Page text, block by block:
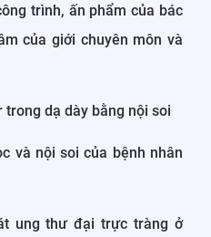
trình, ấn phẩm của bác
của giới chuyên môn và
trong dạ dày bằng nội soi
và nội soi của bệnh nhân
ung thư đại trực tràng ở